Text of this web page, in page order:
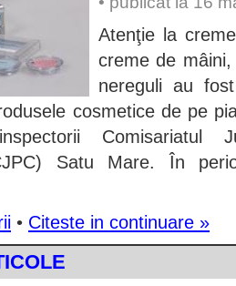
Atenţie la
creme de
nereguli au
cosmetice de pe
Comisariatul
Satu Mare. În
• Citeste in continuare »